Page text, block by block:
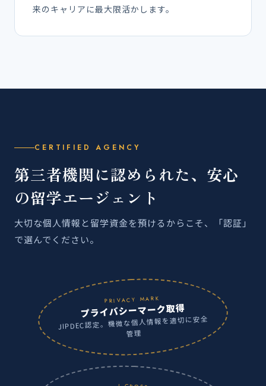
来のキャリアに最大限活かします。
CERTIFIED AGENCY
第三者機関に認められた、安心
の留学エージェント
大切な個人情報と留学資金を預けるからこそ、「認証」
で選んでください。
PRIVACY MARK
プライバシーマーク取得
JIPDEC認定。機微な個人情報を適切に安全
管理